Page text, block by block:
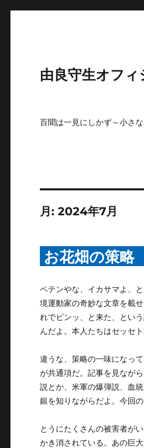
由良守生オフ
百聞は一見にしかず～小さ
月:2024年7月
お花畑の策略
ペテンやな、イカサマよ、
境運動家の奇妙な文章を載
れでピンッ、と来た、とい
んだよ。本人たちはセッセ
違うな、策略の一味になっ
が共通項だ。記事を見なが
説とか、米軍の爆弾説、血
銀を知りながらだよ。今回
とうにたくさんの被害者が
かき消されている。あの巨